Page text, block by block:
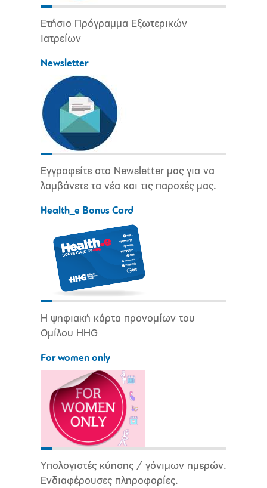
Ετήσιο Πρόγραμμα Εξωτερικών
Ιατρείων
Newsletter
Εγγραφείτε στο Newsletter μας για να
λαμβάνετε τα νέα και τις παροχές μας.
Health_e Bonus Card
Η ψηφιακή κάρτα προνομίων του
Ομίλου HHG
For women only
Υπολογιστές κύησης / γόνιμων ημερών.
Ενδιαφέρουσες πληροφορίες.